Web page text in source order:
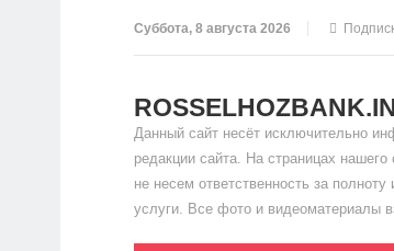
Суббота, 8 августа 2026
Данный сайт несёт исключительно
редакции сайта. На страницах
не несем ответственность за
услуги. Все фото и видеоматериалы